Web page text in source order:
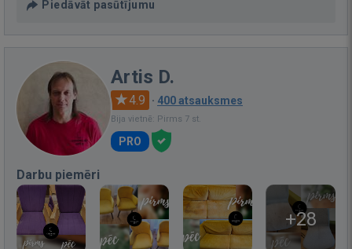
Piedāvāt pasūtījumu
Artis D.
4.9 · 400 atsauksmes
Bija vietnē: Pirms 7 st.
PRO
Darbu piemēri
+28